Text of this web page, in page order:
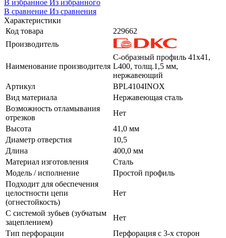
В избранное Из избранного
В сравнение Из сравнения
Характеристики
Код товара
229662
Производитель
Наименование производителя
С-образный профиль 41х41,
L400, толщ.1,5 мм,
нержавеющий
Артикул
BPL4104INOX
Вид материала
Нержавеющая сталь
Возможность отламывания
отрезков
Нет
Высота
41,0 мм
Диаметр отверстия
10,5
Длина
400,0 мм
Материал изготовления
Сталь
Модель / исполнение
Простой профиль
Подходит для обеспечения
целостности цепи
(огнестойкость)
Нет
С системой зубьев (зубчатым
зацеплением)
Нет
Тип перфорации
Перфорация с 3-х сторон